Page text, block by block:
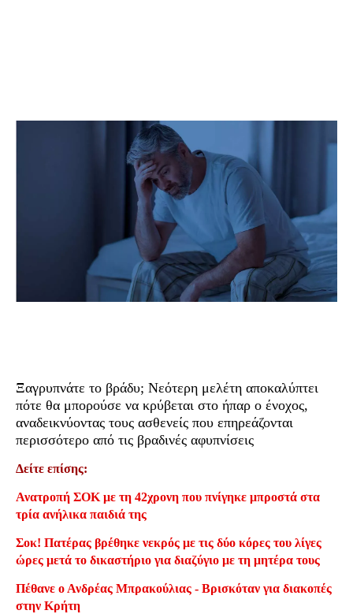
Ξαγρυπνάτε το βράδυ; Νεότερη μελέτη αποκαλύπτει
πότε θα μπορούσε να κρύβεται στο ήπαρ ο ένοχος,
αναδεικνύοντας τους ασθενείς που επηρεάζονται
περισσότερο από τις βραδινές αφυπνίσεις
Δείτε επίσης:
Ανατροπή ΣΟΚ με τη 42χρονη που πνίγηκε μπροστά στα
τρία ανήλικα παιδιά της
Σοκ! Πατέρας βρέθηκε νεκρός με τις δύο κόρες του λίγες
ώρες μετά το δικαστήριο για διαζύγιο με τη μητέρα τους
Πέθανε ο Ανδρέας Μπρακούλιας - Βρισκόταν για διακοπές
στην Κρήτη